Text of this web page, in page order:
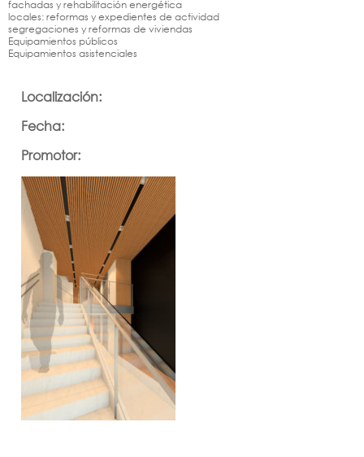
fachadas y rehabilitación energética
locales: reformas y expedientes de actividad
segregaciones y reformas de viviendas
Equipamientos públicos
Equipamientos asistenciales
Localización:
Fecha:
Promotor: